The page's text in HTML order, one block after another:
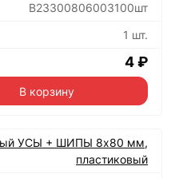
B23300806003100шт
1 шт.
4 ₽
В корзину
УСЫ + ШИПЫ 8х80 мм,
пластиковый